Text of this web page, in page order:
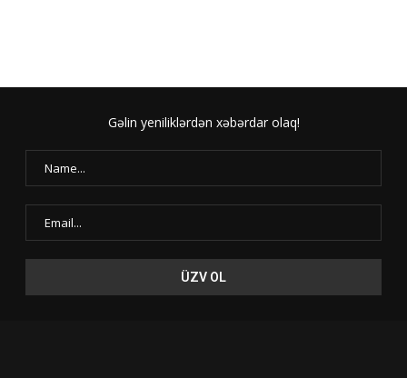
Gəlin yeniliklərdən xəbərdar olaq!